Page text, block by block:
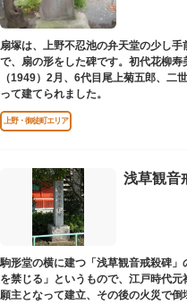
扇塚は、上野不忍池の弁天堂の少し
で、扇の形をした碑です。初代花柳
（1949）2月、6代目尾上菊五郎、二
って建てられました。
上野・御徒町エリア
浅草観音
駒形堂の横に建つ「浅草観音戒殺碑
を禁じる」というもので、江戸時代
願主となって建立、その後の火災で